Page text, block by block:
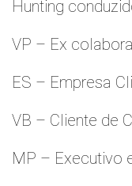
Hunting
VP – Ex
ES – Empresa
VB – Cliente de
MP – Executivo